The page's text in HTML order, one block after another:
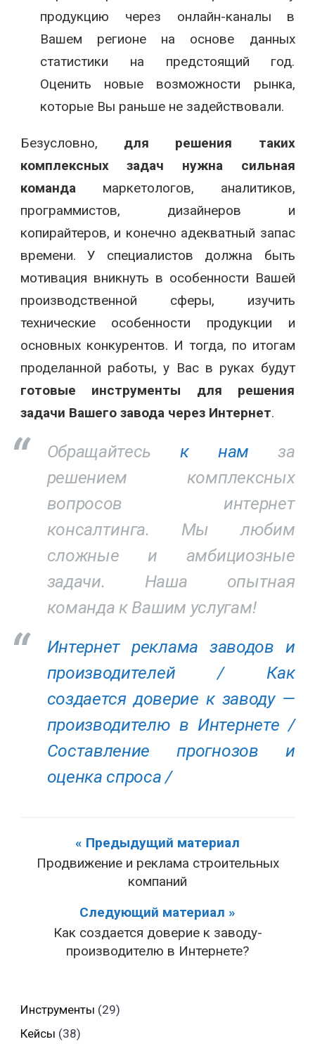
продукцию через онлайн-каналы в
Вашем регионе на основе данных
статистики на предстоящий год.
Оценить новые возможности рынка,
которые Вы раньше не задействовали.
Безусловно, для решения таких
комплексных задач нужна сильная
командамаркетологов, аналитиков,
программистов, дизайнеров и
копирайтеров, и конечно адекватный запас
времени. У специалистов должна быть
мотивация вникнуть в особенности Вашей
производственной сферы, изучить
технические особенности продукции и
основных конкурентов. И тогда, по итогам
проделанной работы, у Вас в руках будут
готовые инструменты для решения
задачи Вашего завода через Интернет.
Обращайтеськ нам за
решением комплексных
вопросов интернет
консалтинга. Мы любим
сложные и амбициозные
задачи. Наша опытная
команда к Вашим услугам!
Интернет реклама заводов и
производителей /Как
создается доверие к заводу —
производителю в Интернете /
Составление прогнозов и
оценка спроса /
« Предыдущий материал
Продвижение и реклама строительных
компаний
Следующий материал »
Как создается доверие к заводу-
производителю в Интернете?
Инструменты (29)
Кейсы (38)